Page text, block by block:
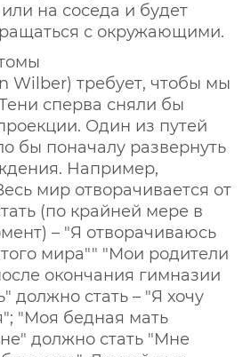
на соседа и будет
с окружающими.
Wilber) требует, чтобы мы
сперва сняли бы
Один из путей
бы поначалу развернуть
Например,
мир отворачивается от
(по крайней мере в
– "Я отворачиваюсь
мира"" "Мои родители
окончания гимназии
должно стать – "Я хочу
"Моя бедная мать
должно стать "Мне